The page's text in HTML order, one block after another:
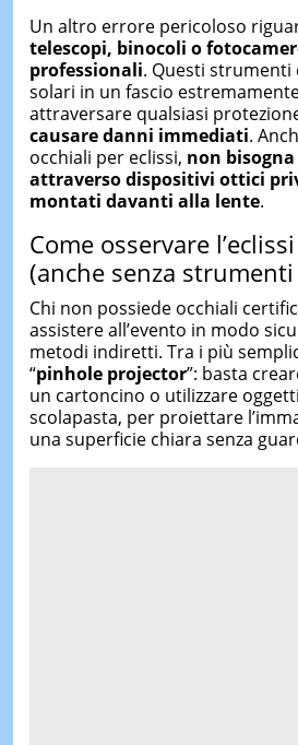
Un altro errore pericoloso
telescopi, binocoli o
professionali. Questi
solari in un fascio
attraversare qualsiasi
causare danni immediati.
occhiali per eclissi, non
attraverso dispositivi ottici
montati davanti alla lente.
Come osservare
(anche senza
Chi non possiede occhiali
assistere all’evento in modo
metodi indiretti. Tra i più
“pinhole projector”: basta
un cartoncino o utilizzare
scolapasta, per proiettare
una superficie chiara senza